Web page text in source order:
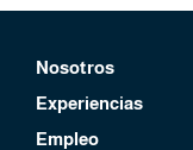
Nosotros
Experiencias
Empleo